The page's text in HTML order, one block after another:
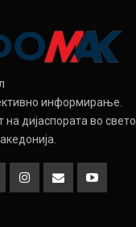
информирање.
дијаспората во